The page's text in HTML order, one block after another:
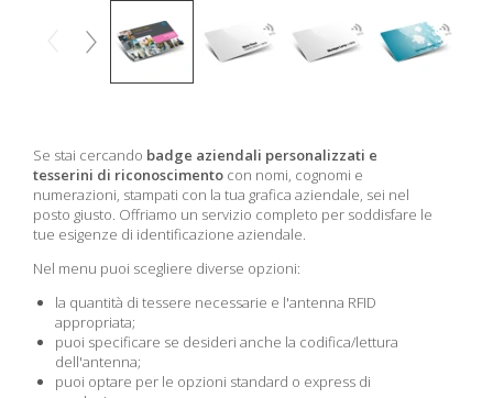
Se stai cercando badge aziendali personalizzati e
tesserini di riconoscimento con nomi, cognomi e
numerazioni, stampati con la tua grafica aziendale, sei nel
posto giusto. Offriamo un servizio completo per soddisfare le
tue esigenze di identificazione aziendale.
Nel menu puoi scegliere diverse opzioni:
la quantità di tessere necessarie e l'antenna RFID
appropriata;
puoi specificare se desideri anche la codifica/lettura
dell'antenna;
puoi optare per le opzioni standard o express di